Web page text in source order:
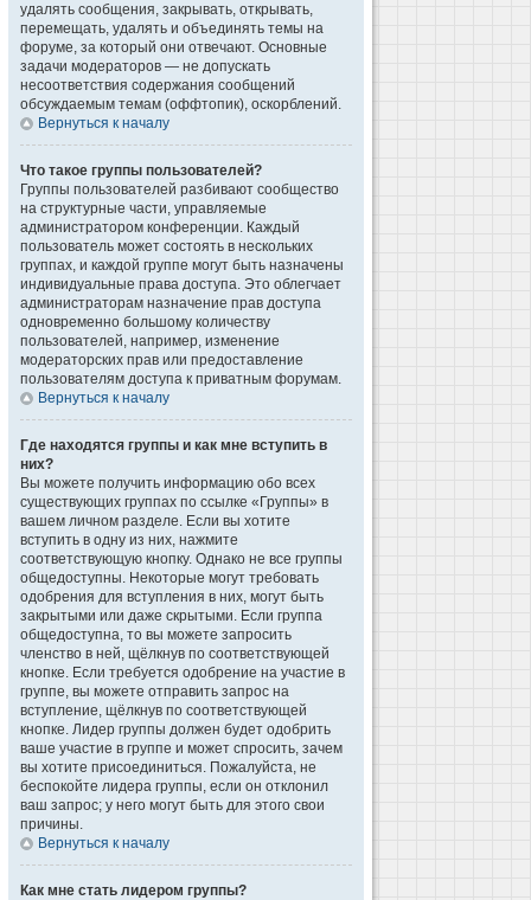
удалять сообщения, закрывать, открывать,
перемещать, удалять и объединять темы на
форуме, за который они отвечают. Основные
задачи модераторов — не допускать
несоответствия содержания сообщений
обсуждаемым темам (оффтопик), оскорблений.
Вернуться к началу
Что такое группы пользователей?
Группы пользователей разбивают сообщество
на структурные части, управляемые
администратором конференции. Каждый
пользователь может состоять в нескольких
группах, и каждой группе могут быть назначены
индивидуальные права доступа. Это облегчает
администраторам назначение прав доступа
одновременно большому количеству
пользователей, например, изменение
модераторских прав или предоставление
пользователям доступа к приватным форумам.
Вернуться к началу
Где находятся группы и как мне вступить в
них?
Вы можете получить информацию обо всех
существующих группах по ссылке «Группы» в
вашем личном разделе. Если вы хотите
вступить в одну из них, нажмите
соответствующую кнопку. Однако не все группы
общедоступны. Некоторые могут требовать
одобрения для вступления в них, могут быть
закрытыми или даже скрытыми. Если группа
общедоступна, то вы можете запросить
членство в ней, щёлкнув по соответствующей
кнопке. Если требуется одобрение на участие в
группе, вы можете отправить запрос на
вступление, щёлкнув по соответствующей
кнопке. Лидер группы должен будет одобрить
ваше участие в группе и может спросить, зачем
вы хотите присоединиться. Пожалуйста, не
беспокойте лидера группы, если он отклонил
ваш запрос; у него могут быть для этого свои
причины.
Вернуться к началу
Как мне стать лидером группы?